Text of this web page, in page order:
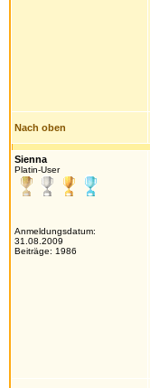
Nach oben
Sienna
Platin-User
Anmeldungsdatum:
31.08.2009
Beiträge: 1986